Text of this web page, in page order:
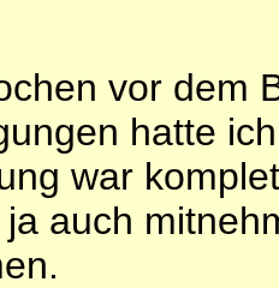
vor dem
hatte
war
auch